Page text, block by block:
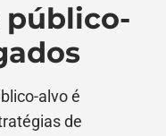
público-
alvo é
de